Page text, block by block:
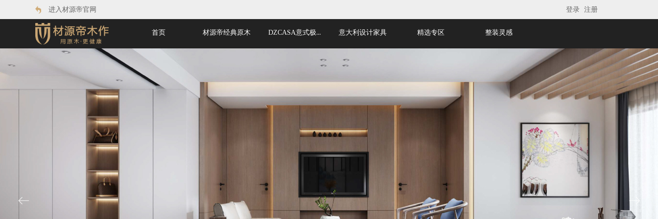
登录 注册
进入材源帝官网
首页 材源帝经典原木 DZCASA意式极简 意大利设计家具 精选专区 整装灵感
ꂃ ꁹ